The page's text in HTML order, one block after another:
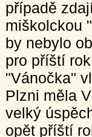
případě
miškolckou
by nebylo
pro příští
"Vánočka"
Plzni měla
velký
opět příští